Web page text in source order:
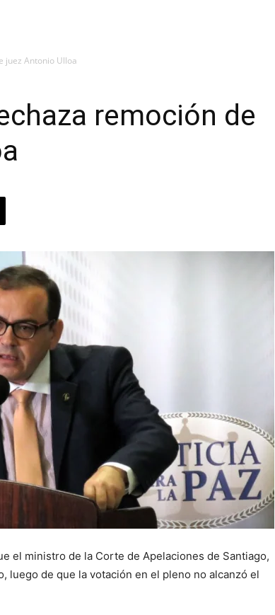
juez Antonio Ulloa
remoción de
el ministro de la Corte de Apelaciones de Santiago,
luego de que la votación en el pleno no alcanzó el